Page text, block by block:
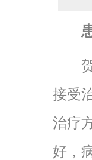
贺
接受
治疗
好，